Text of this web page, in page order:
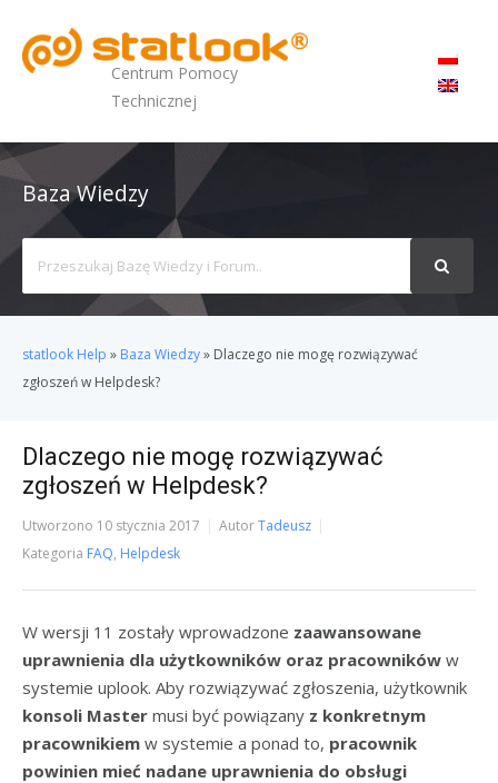
Centrum Pomocy
Technicznej
Baza Wiedzy
For
statlook Help » Baza Wiedzy» Dlaczego nie mogę rozwiązywać
zgłoszeń w Helpdesk?
Dlaczego nie mogę rozwiązywać
zgłoszeń w Helpdesk?
Utworzono 10 stycznia 2017 AutorTadeusz
Kategoria FAQ, Helpdesk
W wersji 11 zostały wprowadzone zaawansowane
uprawnienia dla użytkowników oraz pracowników w
systemie uplook. Aby rozwiązywać zgłoszenia, użytkownik
konsoli Master musi być powiązany z konkretnym
pracownikiem w systemie a ponad to, pracownik
powinien mieć nadane uprawnienia do obsługi